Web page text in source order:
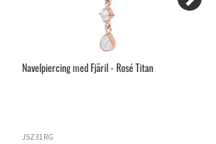
Navelpiercing med Fjäril - Rosé Titan
JSZ31RG